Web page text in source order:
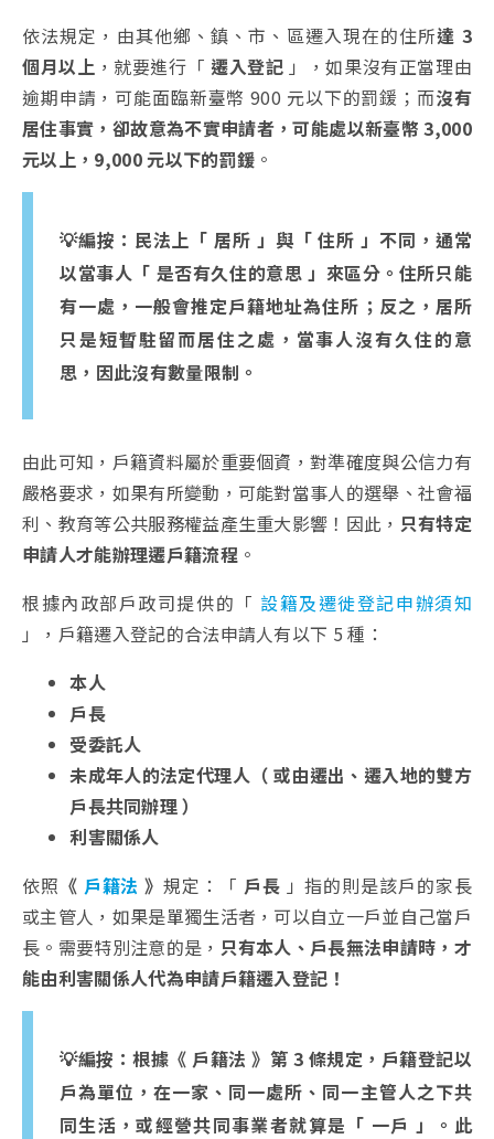
依法規定，由其他鄉、鎮、市、區遷入現在的住所達 3
個月以上 ，就要進行「 遷入登記 」，如果沒有正當理由
逾期申請，可能面臨新臺幣 900 元以下的罰鍰；而沒有
居住事實，卻故意為不實申請者，可能處以新臺幣 3,000
元以上，9,000 元以下的罰鍰 。
💡編按：民法上「 居所 」與「 住所 」不同，通常
以當事人「 是否有久住的意思 」來區分。住所只能
有一處，一般會推定戶籍地址為住所；反之，居所
只是短暫駐留而居住之處，當事人沒有久住的意
思，因此沒有數量限制。
由此可知，戶籍資料屬於重要個資，對準確度與公信力有
嚴格要求，如果有所變動，可能對當事人的選舉、社會福
利、教育等公共服務權益產生重大影響！因此， 只有特定
申請人才能辦理遷戶籍流程。
根據內政部戶政司提供的「 設籍及遷徙登記申辦須知
」，戶籍遷入登記的合法申請人有以下 5 種：
本人
戶長
受委託人
未成年人的法定代理人（ 或由遷出、遷入地的雙方
戶長共同辦理 ）
利害關係人
依照 《 戶籍法 》規定：「 戶長 」指的則是該戶的家長
或主管人，如果是單獨生活者，可以自立一戶並自己當戶
長。需要特別注意的是， 只有本人、戶長無法申請時，才
能由利害關係人代為申請戶籍遷入登記！
💡編按：根據《 戶籍法 》第 3 條規定，戶籍登記以
戶為單位，在一家、同一處所、同一主管人之下共
同生活，或經營共同事業者就算是「 一戶 」。此